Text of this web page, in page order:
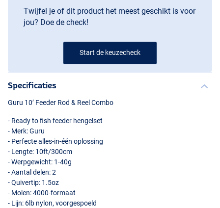
Twijfel je of dit product het meest geschikt is voor
jou? Doe de check!
Start de keuzecheck
Specificaties
Guru 10’ Feeder Rod & Reel Combo
- Ready to fish feeder hengelset
- Merk: Guru
- Perfecte alles-in-één oplossing
- Lengte: 10ft/300cm
- Werpgewicht: 1-40g
- Aantal delen: 2
- Quivertip: 1.5oz
- Molen: 4000-formaat
- Lijn: 6lb nylon, voorgespoeld